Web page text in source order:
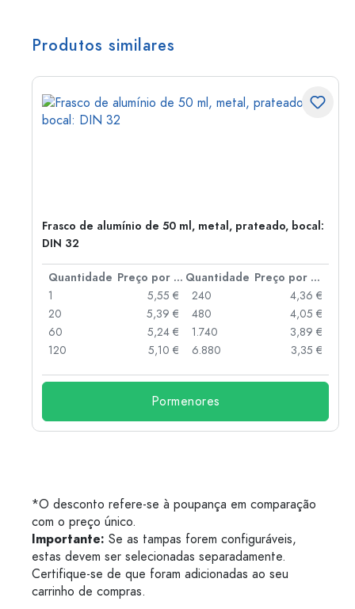
Produtos similares
Frasco de alumínio de 50 ml, metal, prateado, bocal:
DIN 32
Quantidade Preço por peça Quantidade
Preço por peça
1
5,55 €
20
5,39 €
60
5,24 €
120
5,10 €
240
4,36 €
480
4,05 €
1.740
3,89 €
6.880
3,35 €
Pormenores
*O desconto refere-se à poupança em comparação
com o preço único.
Importante: Se as tampas forem configuráveis,
estas devem ser selecionadas separadamente.
Certifique-se de que foram adicionadas ao seu
carrinho de compras.